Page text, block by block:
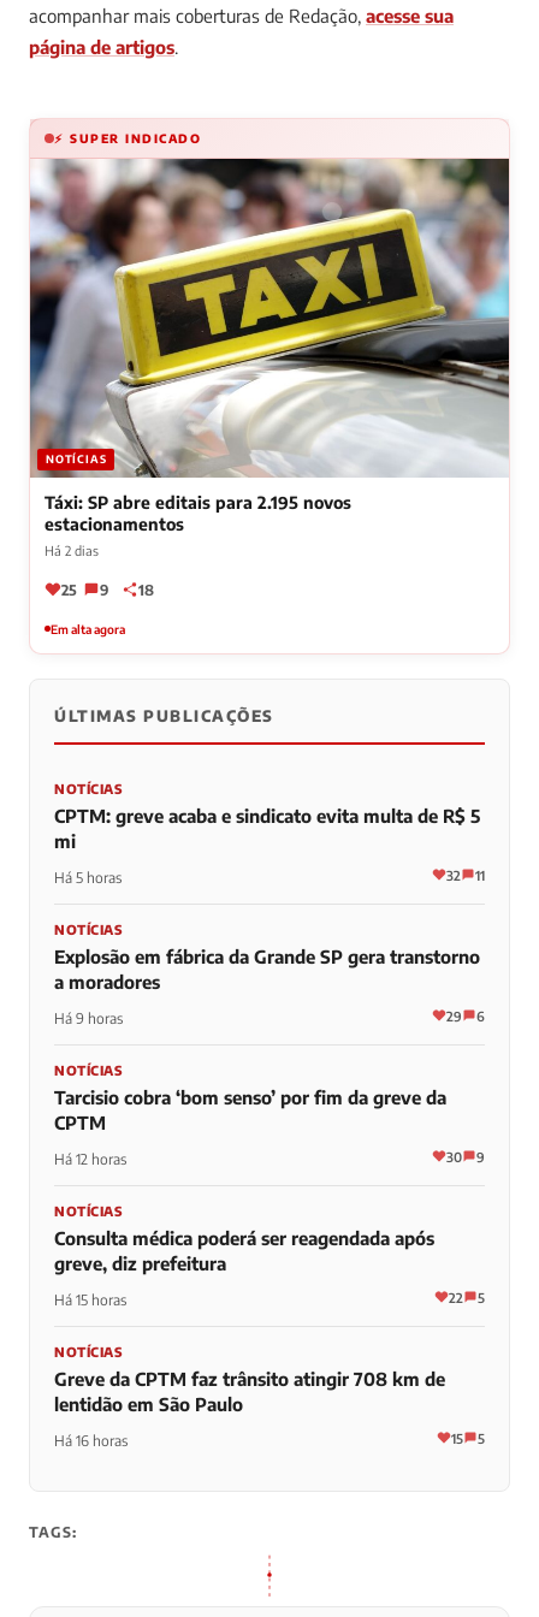
acompanhar mais coberturas de Redação, acesse sua
página de artigos.
⚡ SUPER INDICADO
NOTÍCIAS
Táxi: SP abre editais para 2.195 novos
estacionamentos
Há 2 dias
25 9 18
Em alta agora
ÚLTIMAS PUBLICAÇÕES
NOTÍCIAS
CPTM: greve acaba e sindicato evita multa de R$ 5
mi
Há 5 horas 32 11
NOTÍCIAS
Explosão em fábrica da Grande SP gera transtorno
a moradores
Há 9 horas 29 6
NOTÍCIAS
Tarcisio cobra ‘bom senso’ por fim da greve da
CPTM
Há 12 horas 30 9
NOTÍCIAS
Consulta médica poderá ser reagendada após
greve, diz prefeitura
Há 15 horas 22 5
NOTÍCIAS
Greve da CPTM faz trânsito atingir 708 km de
lentidão em São Paulo
Há 16 horas 15 5
TAGS: